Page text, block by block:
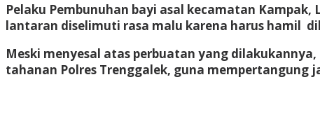
Pelaku Pembunuhan bayi asal kecamatan
lantaran diselimuti rasa malu karena harus hamil
Meski menyesal atas perbuatan yang
tahanan Polres Trenggalek, guna mempertangung